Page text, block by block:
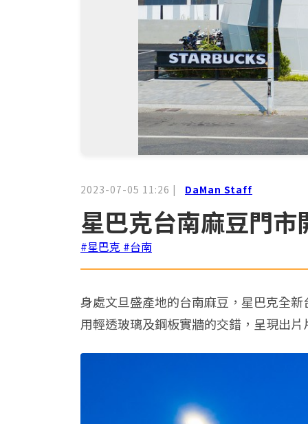
2023-07-05 11:26 | DaMan Staff
星巴克台南麻豆門
#星巴克 #台南
身處文旦盛產地的台南麻豆，星巴克全
用輕透玻璃及鋼板實牆的交錯，呈現出片